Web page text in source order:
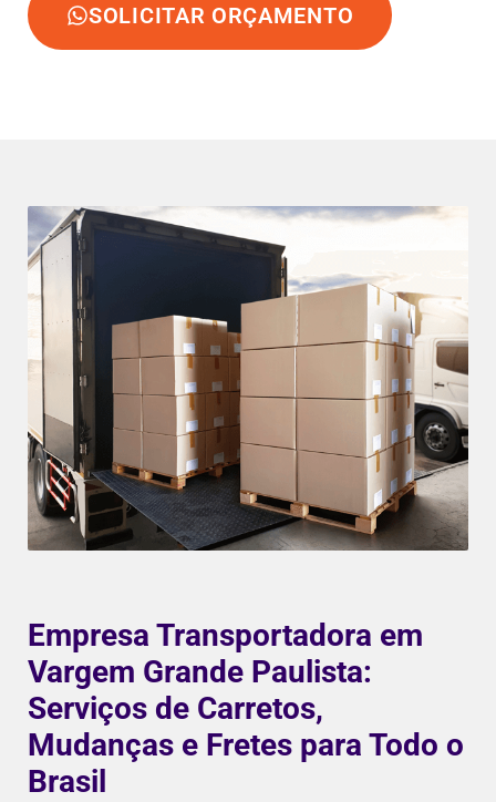
SOLICITAR ORÇAMENTO
Empresa Transportadora em
Vargem Grande Paulista:
Serviços de Carretos,
Mudanças e Fretes para Todo o
Brasil